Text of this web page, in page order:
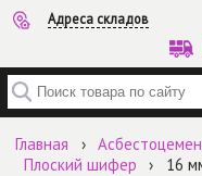
Адреса складов
Введите ключевые слова для
Главная ›
Плоский шифер
› 16